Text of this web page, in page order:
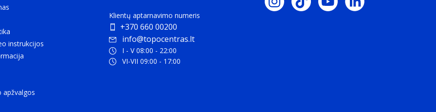
instrukcijos
apžvalgos
Klientų aptarnavimo numeris
+370 660 00200
info@topocentras.lt
I - V 08:00 - 22:00
VI-VII 09:00 - 17:00